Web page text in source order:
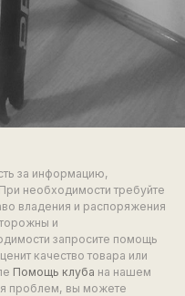
за информацию,
необходимости требуйте
владения и распоряжения
и
запросите помощь
качество товара или
Помощь клуба на нашем
проблем, вы можете